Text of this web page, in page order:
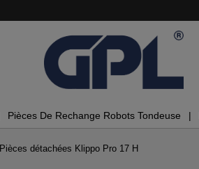
Pièces De Rechange Robots Tondeuse
Pièces détachées Klippo Pro 17 H